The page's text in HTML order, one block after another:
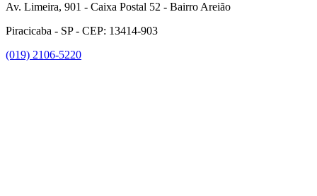
Av. Limeira, 901 - Caixa Postal 52 - Bairro Areião
Piracicaba - SP - CEP: 13414-903
(019) 2106-5220